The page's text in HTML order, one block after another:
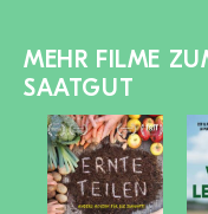
MEHR FILME
SAATGUT